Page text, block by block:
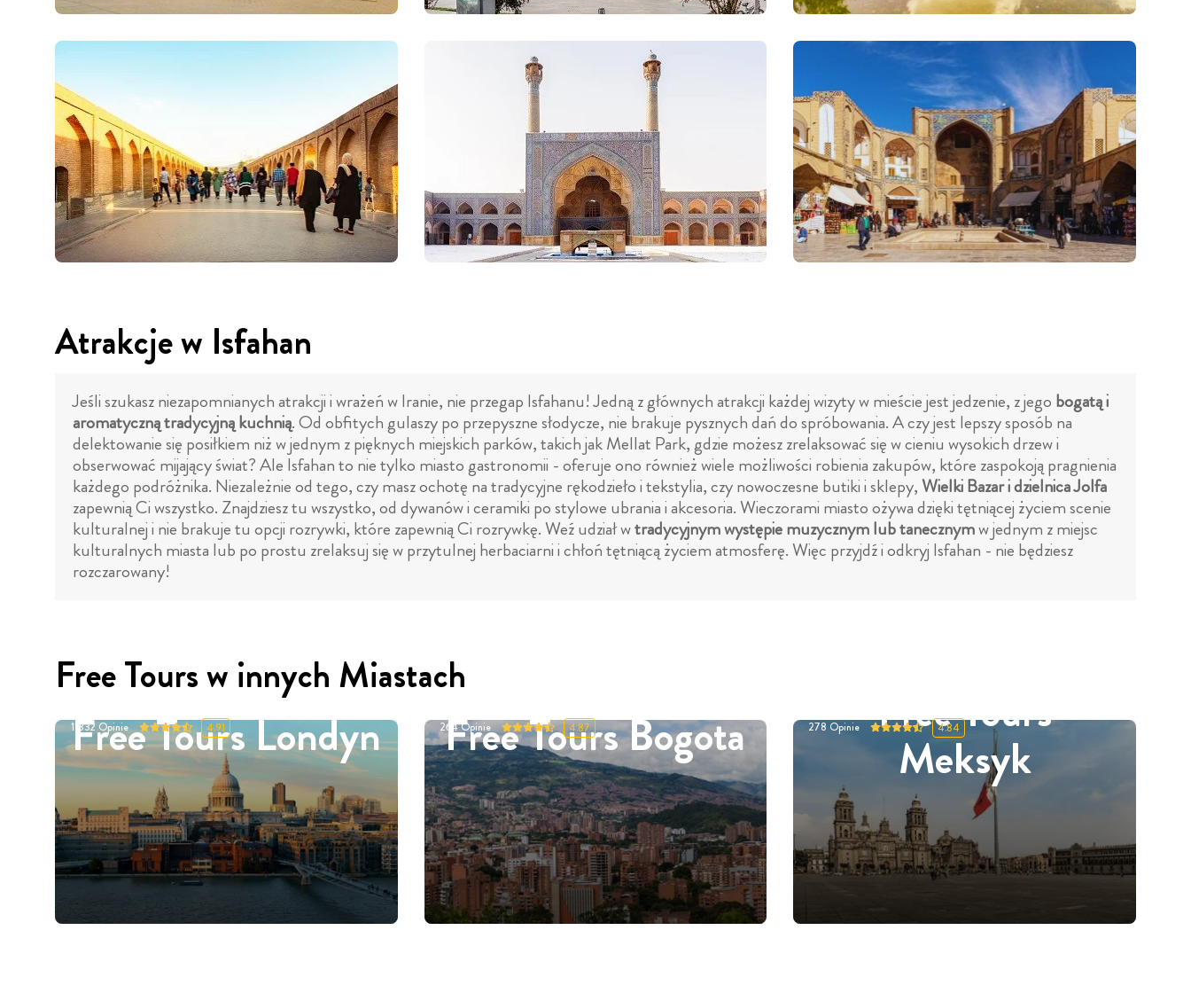
Atrakcje w Isfahan
Jeśli szukasz niezapomnianych atrakcji i wrażeń w Iranie, nie przegap Isfahanu! Jedną z głównych atrakcji każdej wizyty w mieście jest jedzenie, z jego bogatą i
aromatyczną tradycyjną kuchnią. Od obfitych gulaszy po przepyszne słodycze, nie brakuje pysznych dań do spróbowania. A czy jest lepszy sposób na
delektowanie się posiłkiem niż w jednym z pięknych miejskich parków, takich jak Mellat Park, gdzie możesz zrelaksować się w cieniu wysokich drzew i
obserwować mijający świat? Ale Isfahan to nie tylko miasto gastronomii - oferuje ono również wiele możliwości robienia zakupów, które zaspokoją pragnienia
każdego podróżnika. Niezależnie od tego, czy masz ochotę na tradycyjne rękodzieło i tekstylia, czy nowoczesne butiki i sklepy, Wielki Bazar i dzielnica Jolfa
zapewnią Ci wszystko. Znajdziesz tu wszystko, od dywanów i ceramiki po stylowe ubrania i akcesoria. Wieczorami miasto ożywa dzięki tętniącej życiem scenie
kulturalnej i nie brakuje tu opcji rozrywki, które zapewnią Ci rozrywkę. Weź udział wtradycyjnym występie muzycznym lub tanecznymw jednym z miejsc
kulturalnych miasta lub po prostu zrelaksuj się w przytulnej herbaciarni i chłoń tętniącą życiem atmosferę. Więc przyjdź i odkryj Isfahan - nie będziesz
rozczarowany!
Free Tours w innych Miastach
Free Tours Londyn
11332 Opinie 4.91 Free Tours Bogota
264Opinie 4.87 Free Tours
Meksyk
278 Opinie 4.84